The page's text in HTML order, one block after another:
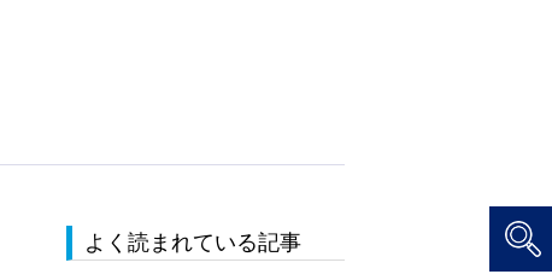
よく読まれている記事